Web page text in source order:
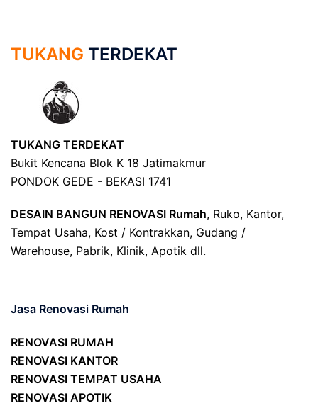
TUKANG TERDEKAT
TUKANG TERDEKAT
Bukit Kencana Blok K 18 Jatimakmur
PONDOK GEDE - BEKASI 1741
DESAIN BANGUN RENOVASI Rumah, Ruko, Kantor,
Tempat Usaha, Kost / Kontrakkan, Gudang /
Warehouse, Pabrik, Klinik, Apotik dll.
Jasa Renovasi Rumah
RENOVASI RUMAH
RENOVASI KANTOR
RENOVASI TEMPAT USAHA
RENOVASI APOTIK